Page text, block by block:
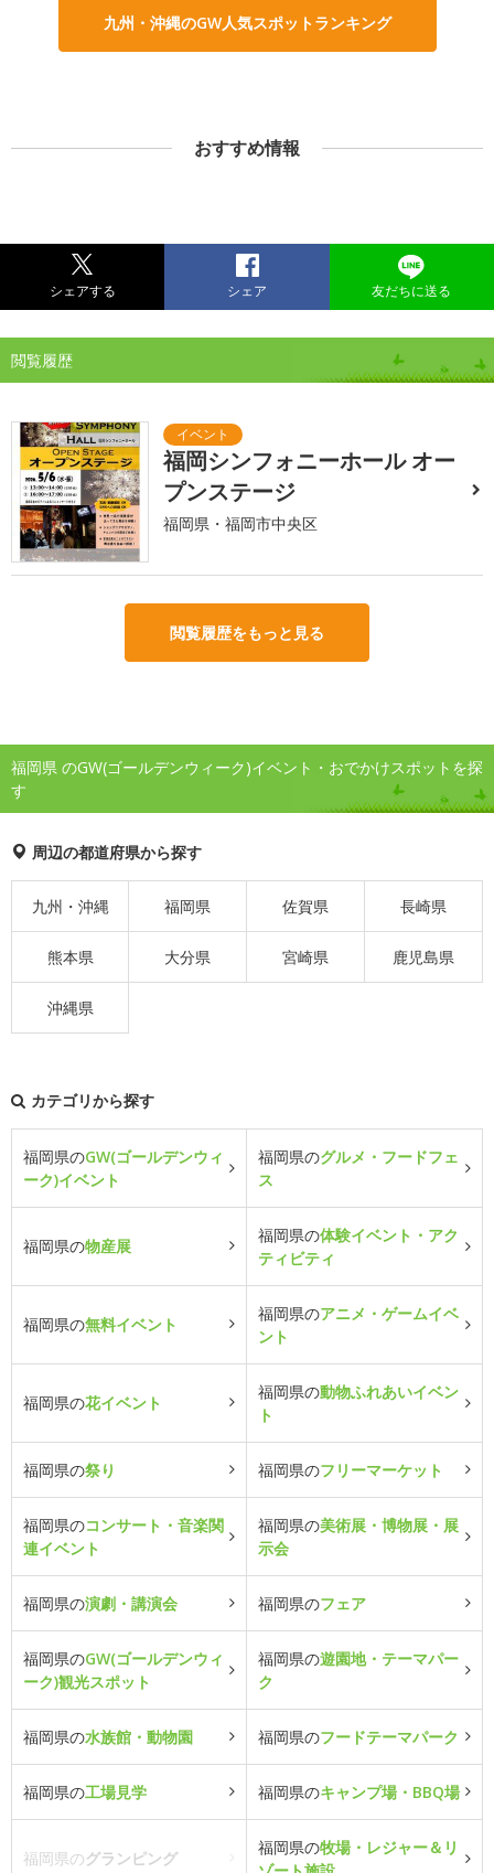
九州・沖縄のGW人気スポットランキング
おすすめ情報
シェアする シェア 友だちに送る
閲覧履歴
福岡シンフォニーホール オー
プンステージ
福岡県・福岡市中央区
閲覧履歴をもっと見る
福岡県 のGW(ゴールデンウィーク)イベント・おでかけスポットを探
す
周辺の都道府県から探す
九州・沖縄 福岡県 佐賀県 長崎県
熊本県 大分県 宮崎県 鹿児島県
沖縄県
カテゴリから探す
福岡県のGW(ゴールデンウィ
ーク)イベント
福岡県のグルメ・フードフェ
ス
福岡県の物産展
福岡県の体験イベント・アク
ティビティ
福岡県の無料イベント
福岡県のアニメ・ゲームイベ
ント
福岡県の花イベント
福岡県の動物ふれあいイベン
ト
福岡県の祭り 福岡県のフリーマーケット
福岡県のコンサート・音楽関
連イベント
福岡県の美術展・博物展・展
示会
福岡県の演劇・講演会 福岡県のフェア
福岡県のGW(ゴールデンウィ
ーク)観光スポット
福岡県の遊園地・テーマパー
ク
福岡県の水族館・動物園 福岡県のフードテーマパーク
福岡県の工場見学 福岡県のキャンプ場・BBQ場
福岡県のグランピング
福岡県の牧場・レジャー＆リ